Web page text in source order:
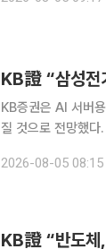
이노텍은 15.05%
KB증권은 AI 서버
질 것으로 전망했
전망치 상향이 이어
2026-08-05 08:15
KB證 “반도체